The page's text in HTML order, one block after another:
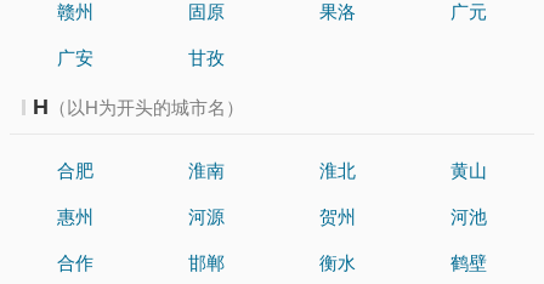
赣州 固原 果洛 广元
广安 甘孜
H （以H为开头的城市名）
合肥 淮南 淮北 黄山
惠州 河源 贺州 河池
合作 邯郸 衡水 鹤壁